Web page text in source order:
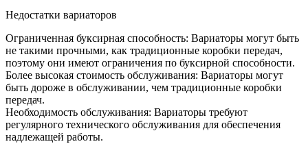
Недостатки вариаторов
Ограниченная буксирная способность: Вариаторы могут быть
не такими прочными, как традиционные коробки передач,
поэтому они имеют ограничения по буксирной способности.
Более высокая стоимость обслуживания: Вариаторы могут
быть дороже в обслуживании, чем традиционные коробки
передач.
Необходимость обслуживания: Вариаторы требуют
регулярного технического обслуживания для обеспечения
надлежащей работы.